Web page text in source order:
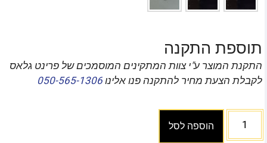
תוספת התקנה
התקנת המוצר ע"י צוות המתקינים המוסמכים של פרינט גלאס
לקבלת הצעת מחיר להתקנה פנו אלינו050-565-1306
הוספה לסל